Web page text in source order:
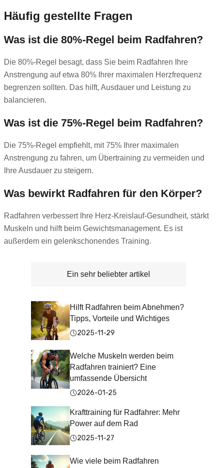
Häufig gestellte Fragen
Was ist die 80%-Regel beim Radfahren?
Die 80%-Regel besagt, dass Sie beim Radfahren Ihre
Anstrengung auf etwa 80% Ihrer maximalen Herzfrequenz
begrenzen sollten. Das hilft, Ausdauer und Leistung zu
balancieren.
Was ist die 75%-Regel beim Radfahren?
Die 75%-Regel empfiehlt, mit 75% Ihrer maximalen
Anstrengung zu fahren, um Übertraining zu vermeiden und
Ihre Ausdauer zu steigern.
Was bewirkt Radfahren für den Körper?
Radfahren verbessert Ihre Herz-Kreislauf-Gesundheit, stärkt
Muskeln und hilft beim Gewichtsmanagement. Es ist
außerdem ein gelenkschonendes Training.
Ein sehr beliebter artikel
Hilft Radfahren beim Abnehmen?
Tipps, Vorteile und Wichtiges
2025-11-29
Welche Muskeln werden beim
Radfahren trainiert? Eine
umfassende Übersicht
2026-01-25
Krafttraining für Radfahrer: Mehr
Power auf dem Rad
2025-11-27
Wie viele beim Radfahren